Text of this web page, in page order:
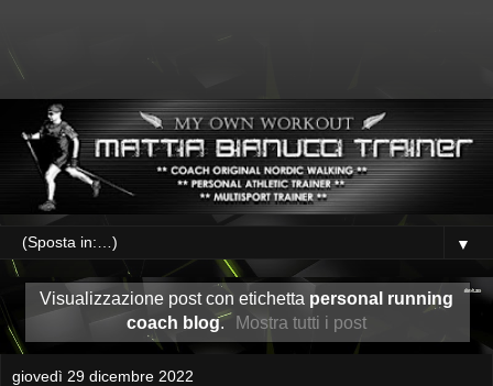
▼
Visualizzazione post con etichetta personal running
coach blog. Mostra tutti i post
giovedì 29 dicembre 2022